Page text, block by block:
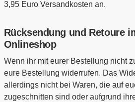
3,95 Euro Versandkosten an.
Rücksendung und Retoure
Onlineshop
Wenn ihr mit eurer Bestellung nicht
eure Bestellung widerrufen. Das
allerdings nicht bei Waren, die auf
zugeschnitten sind oder aufgrund